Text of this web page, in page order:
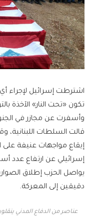
اشترطت إسرائيل لإجراء
تكون «تحت النار» الآخذة
وأسفرت عن مجازر في
قالت السلطات
إيقاع مواجهات عنيفة على
يواصل الحزب إطلاق
دقيقين إلى المعركة.
عناصر من الدفاع المدني